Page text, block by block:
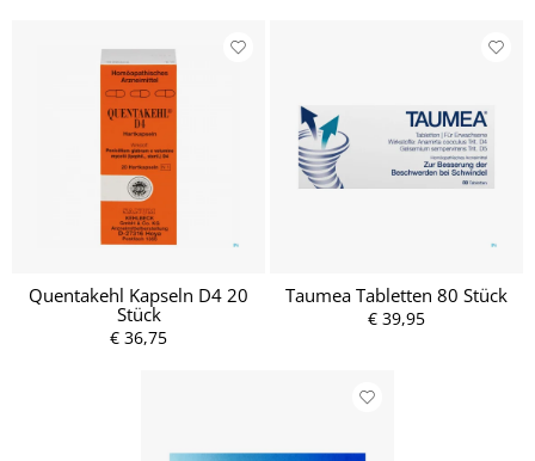
Quentakehl Kapseln D4 20
Stück
€ 36,75
Taumea Tabletten 80 Stück
€ 39,95